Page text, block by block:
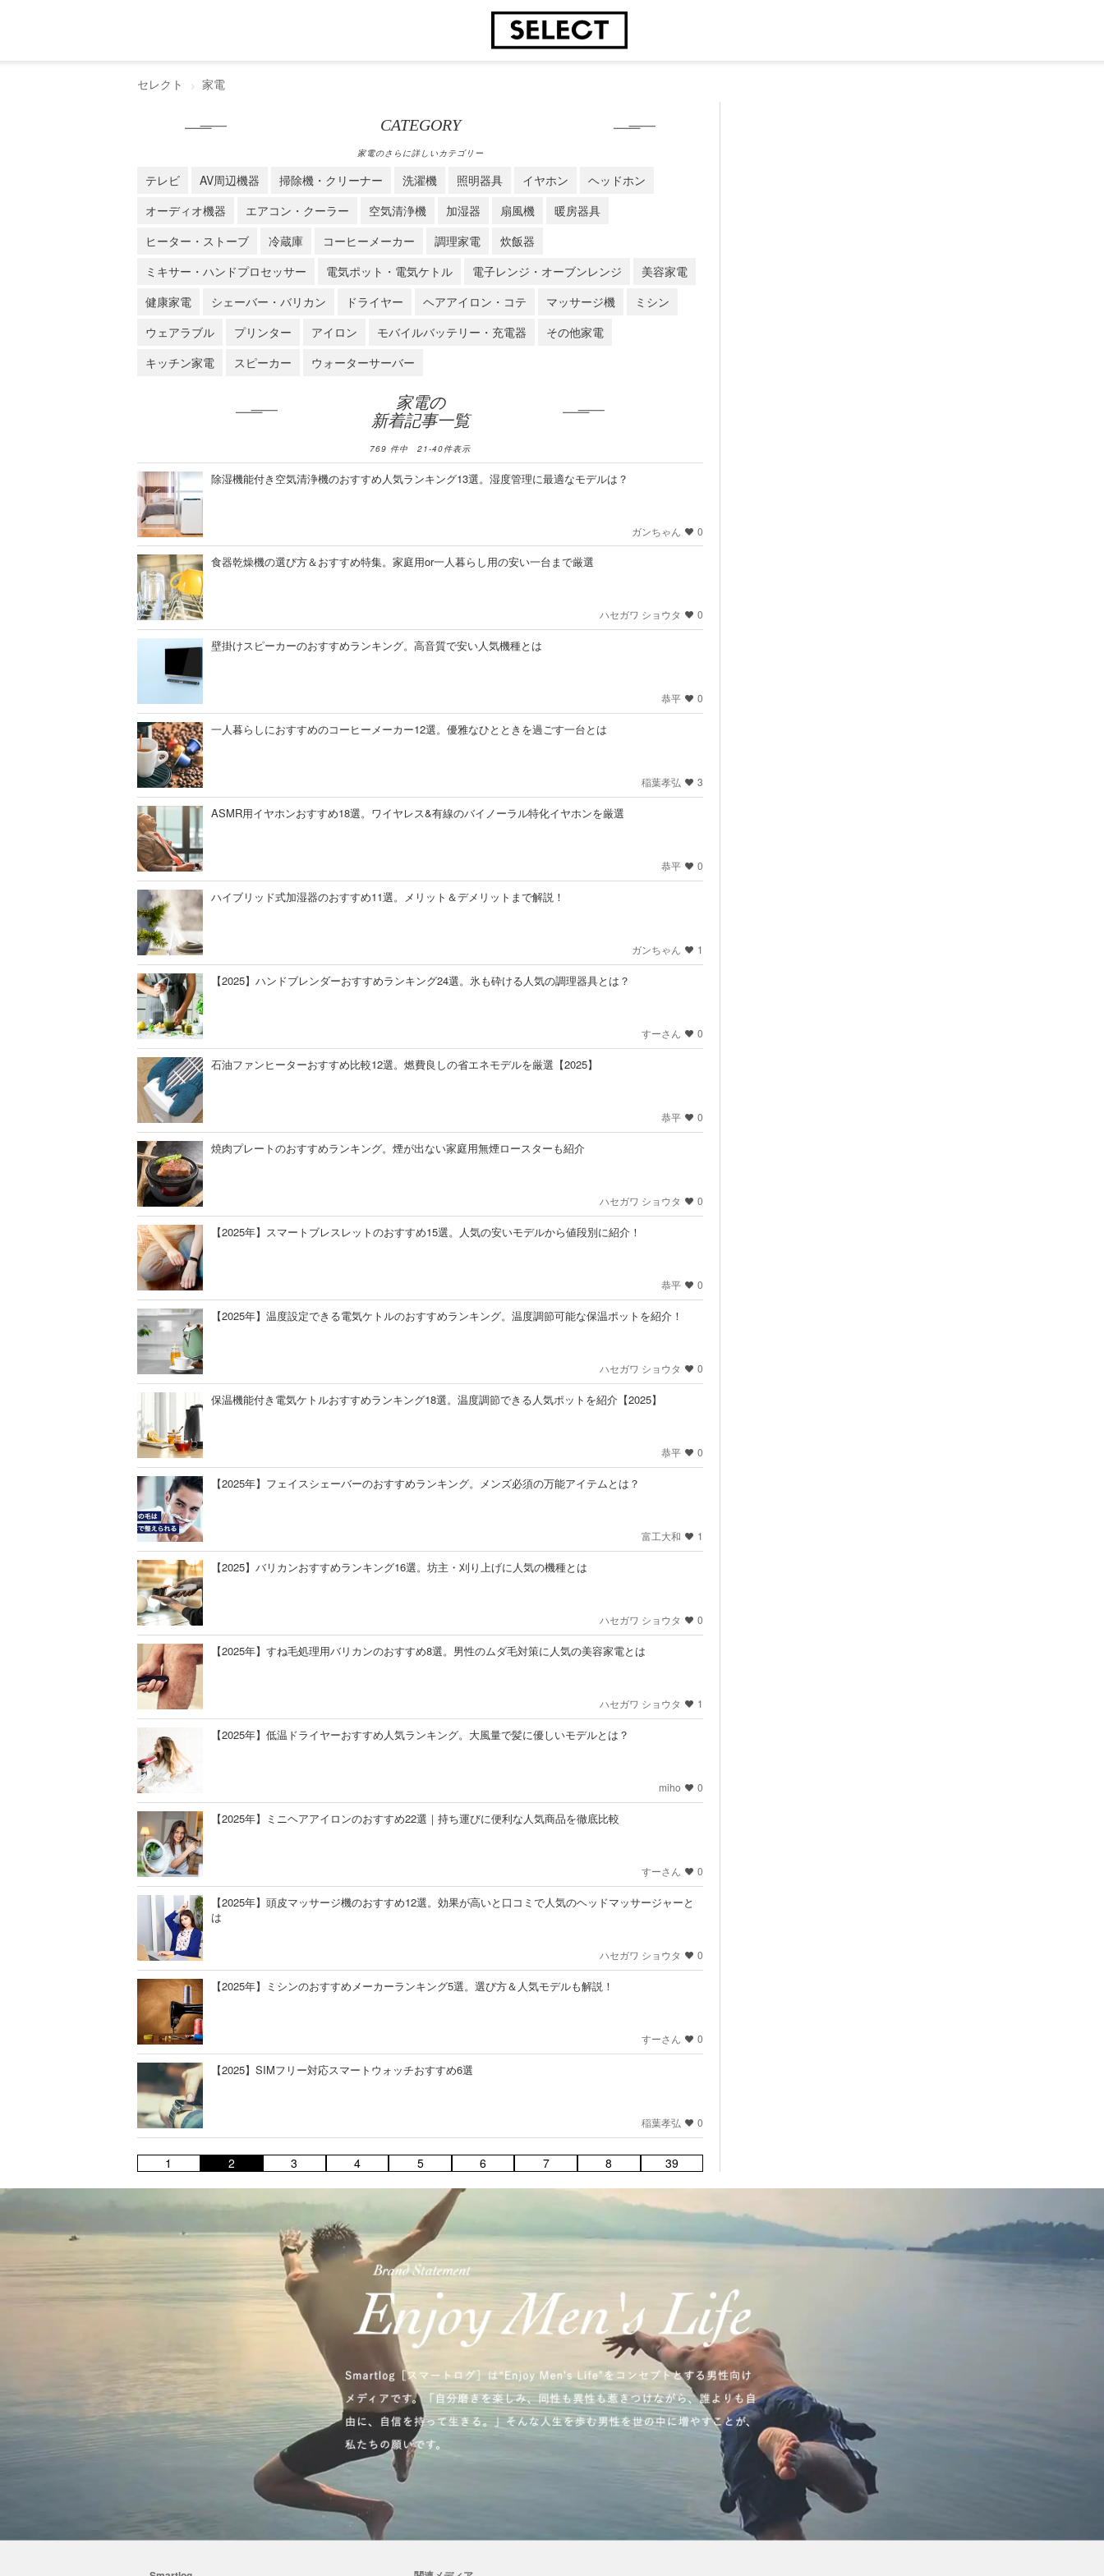
セレクト 家電
CATEGORY
家電のさらに詳しいカテゴリー
テレビ AV周辺機器 掃除機・クリーナー 洗濯機 照明器具 イヤホン
ヘッドホン
オーディオ機器
エアコン・クーラー 空気清浄機 加湿器 扇風機
暖房器具
ヒーター・ストーブ
冷蔵庫 コーヒーメーカー 調理家電
炊飯器
ミキサー・ハンドプロセッサー
電気ポット・電気ケトル 電子レンジ・オーブンレンジ
美容家電
健康家電
シェーバー・バリカン ドライヤー ヘアアイロン・コテ マッサージ機
ミシン
ウェアラブル
プリンター アイロン モバイルバッテリー・充電器
その他家電
キッチン家電
スピーカー ウォーターサーバー
家電の
新着記事一覧
769 件中 21-40件表示
除湿機能付き空気清浄機のおすすめ人気ランキング13選。湿度管理に最適なモデルは？
ガンちゃん 0
食器乾燥機の選び方＆おすすめ特集。家庭用or一人暮らし用の安い一台まで厳選
ハセガワ ショウタ 0
壁掛けスピーカーのおすすめランキング。高音質で安い人気機種とは
恭平 0
一人暮らしにおすすめのコーヒーメーカー12選。優雅なひとときを過ごす一台とは
稲葉孝弘 3
ASMR用イヤホンおすすめ18選。ワイヤレス&有線のバイノーラル特化イヤホンを厳選
恭平 0
ハイブリッド式加湿器のおすすめ11選。メリット＆デメリットまで解説！
ガンちゃん 1
【2025】ハンドブレンダーおすすめランキング24選。氷も砕ける人気の調理器具とは？
すーさん 0
石油ファンヒーターおすすめ比較12選。燃費良しの省エネモデルを厳選【2025】
恭平 0
焼肉プレートのおすすめランキング。煙が出ない家庭用無煙ロースターも紹介
ハセガワ ショウタ 0
【2025年】スマートブレスレットのおすすめ15選。人気の安いモデルから値段別に紹介！
恭平 0
【2025年】温度設定できる電気ケトルのおすすめランキング。温度調節可能な保温ポットを紹介！
ハセガワ ショウタ 0
保温機能付き電気ケトルおすすめランキング18選。温度調節できる人気ポットを紹介【2025】
恭平 0
【2025年】フェイスシェーバーのおすすめランキング。メンズ必須の万能アイテムとは？
富工大和 1
【2025】バリカンおすすめランキング16選。坊主・刈り上げに人気の機種とは
ハセガワ ショウタ 0
【2025年】すね毛処理用バリカンのおすすめ8選。男性のムダ毛対策に人気の美容家電とは
ハセガワ ショウタ 1
【2025年】低温ドライヤーおすすめ人気ランキング。大風量で髪に優しいモデルとは？
miho 0
【2025年】ミニヘアアイロンのおすすめ22選｜持ち運びに便利な人気商品を徹底比較
すーさん 0
【2025年】頭皮マッサージ機のおすすめ12選。効果が高いと口コミで人気のヘッドマッサージャーと
は
ハセガワ ショウタ 0
【2025年】ミシンのおすすめメーカーランキング5選。選び方＆人気モデルも解説！
すーさん 0
【2025】SIMフリー対応スマートウォッチおすすめ6選
稲葉孝弘 0
1 2 3 4 5 6 7 8 39